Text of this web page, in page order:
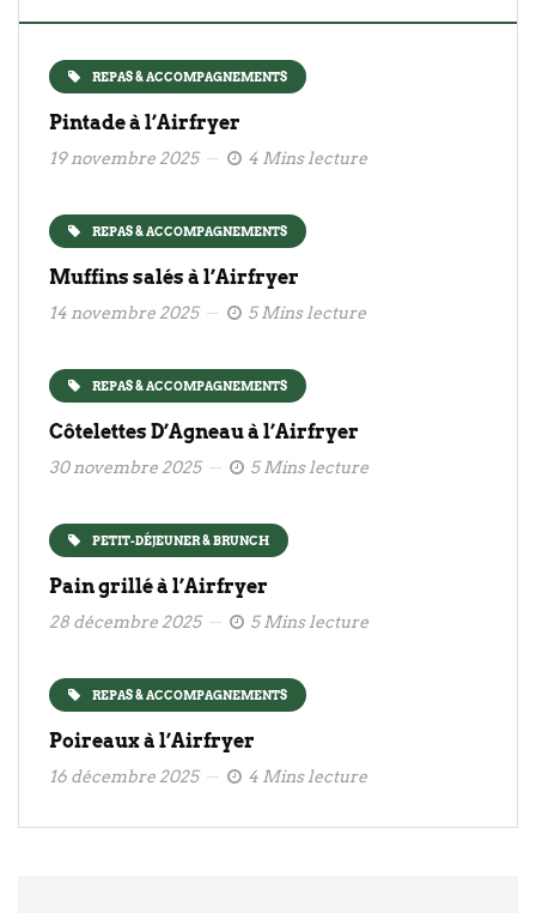
REPAS & ACCOMPAGNEMENTS
Pintade à l’Airfryer
19 novembre 2025 4 Mins lecture
REPAS & ACCOMPAGNEMENTS
Muffins salés à l’Airfryer
14 novembre 2025 5 Mins lecture
REPAS & ACCOMPAGNEMENTS
Côtelettes D’Agneau à l’Airfryer
30 novembre 2025 5 Mins lecture
PETIT-DÉJEUNER & BRUNCH
Pain grillé à l’Airfryer
28 décembre 2025 5 Mins lecture
REPAS & ACCOMPAGNEMENTS
Poireaux à l’Airfryer
16 décembre 2025 4 Mins lecture